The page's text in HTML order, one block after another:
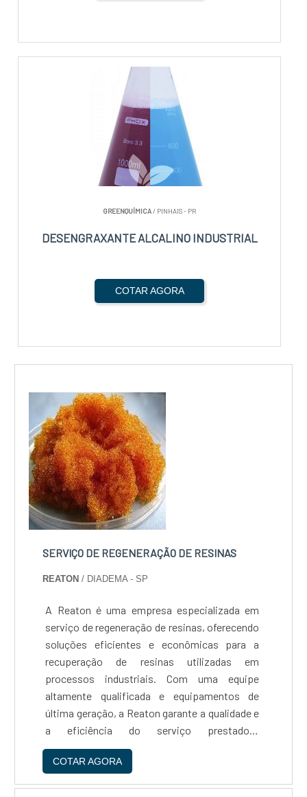
GREENQUÍMICA/ PINHAIS - PR
DESENGRAXANTE ALCALINO INDUSTRIAL
COTAR AGORA
SERVIÇO DE REGENERAÇÃO DE RESINAS
REATON/ DIADEMA - SP
A Reaton é uma empresa especializada em
serviço de regeneração de resinas, oferecendo
soluções eficientes e econômicas para a
recuperação de resinas utilizadas em
processos industriais. Com uma equipe
altamente qualificada e equipamentos de
última geração, a Reaton garante a qualidade e
a eficiência do serviço prestado.A
regeneração de resinas é uma alternativa
sustentável e econômica para a substituição
de resinas saturadas, permitindo a reutilização
COTAR AGORA